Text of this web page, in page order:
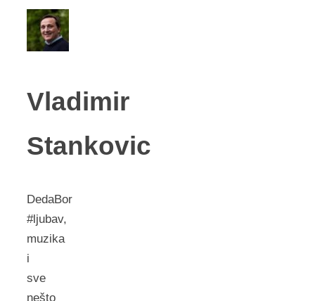
Vladimir
Stankovic
DedaBor
#ljubav,
muzika
i
sve
nešto